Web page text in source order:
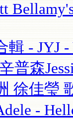
輯 - JYJ -
普森
徐佳瑩
-